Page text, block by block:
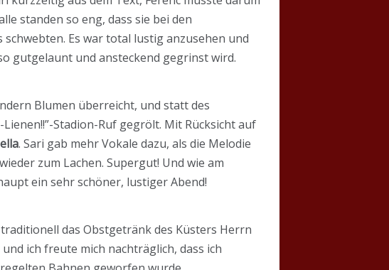
standen so eng, dass sie bei den
Es war total lustig anzusehen und
gutgelaunt und ansteckend gegrinst wird.
Blumen überreicht, und statt des
Stadion-Ruf gegrölt. Mit Rücksicht auf
. Sari gab mehr Vokale dazu, als die Melodie
zum Lachen. Supergut! Und wie am
ein sehr schöner, lustiger Abend!
das Obstgetränk des Küsters Herrn
ich freute mich nachträglich, dass ich